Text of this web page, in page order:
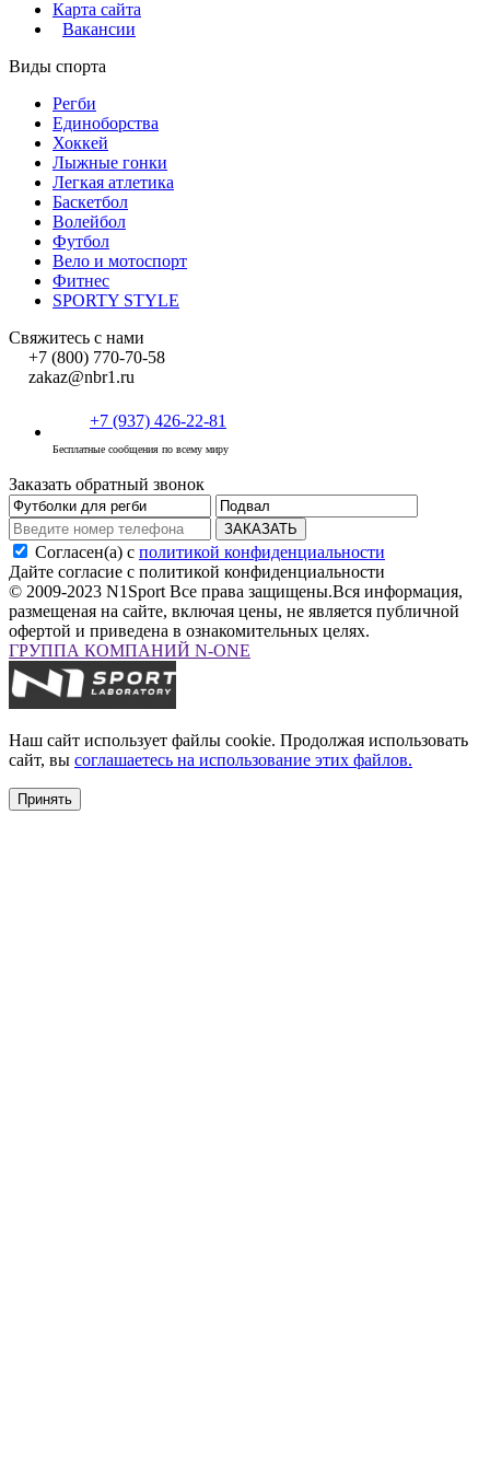
Карта сайта
Вакансии
Виды спорта
Регби
Единоборства
Хоккей
Лыжные гонки
Легкая атлетика
Баскетбол
Волейбол
Футбол
Вело и мотоспорт
Фитнес
SPORTY STYLE
Свяжитесь с нами
+7 (800) 770-70-58
zakaz@nbr1.ru
+7 (937) 426-22-81
Бесплатные сообщения по всему миру
Заказать обратный звонок
ЗАКАЗАТЬ
Согласен(а) с политикой конфиденциальности
Дайте согласие с политикой конфиденциальности
© 2009-2023 N1Sport Все права защищены.Вся информация,
размещеная на сайте, включая цены, не является публичной
офертой и приведена в ознакомительных целях.
ГРУППА КОМПАНИЙ N-ONE
Наш сайт использует файлы cookie. Продолжая использовать
сайт, вы соглашаетесь на использование этих файлов.
Принять